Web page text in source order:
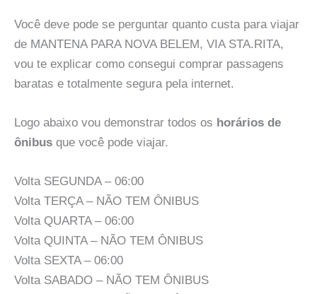
Você deve pode se perguntar quanto custa para viajar
de MANTENA PARA NOVA BELEM, VIA STA.RITA,
vou te explicar como consegui comprar passagens
baratas e totalmente segura pela internet.
Logo abaixo vou demonstrar todos os horários de
ônibus que você pode viajar.
Volta SEGUNDA – 06:00
Volta TERÇA – NÃO TEM ÔNIBUS
Volta QUARTA – 06:00
Volta QUINTA – NÃO TEM ÔNIBUS
Volta SEXTA – 06:00
Volta SABADO – NÃO TEM ÔNIBUS